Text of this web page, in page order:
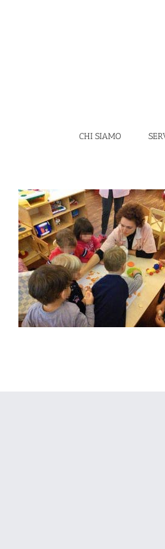
CHI SIAMO